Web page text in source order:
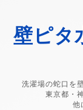
壁ピ
洗濯場の蛇口を
東京都・
他